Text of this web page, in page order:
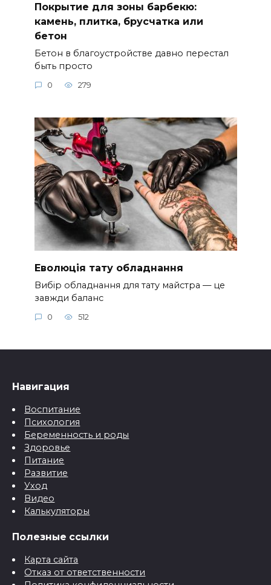
Покрытие для зоны барбекю:
камень, плитка, брусчатка или
бетон
Бетон в благоустройстве давно перестал
быть просто
0 279
Еволюція тату обладнання
Вибір обладнання для тату майстра — це
завжди баланс
0 512
Навигация
Воспитание
Психология
Беременность и роды
Здоровье
Питание
Развитие
Уход
Видео
Калькуляторы
Полезные ссылки
Карта сайта
Отказ от ответственности